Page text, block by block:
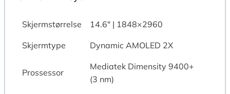
Skjermstørrelse 14.6″ | 1848×2960
Skjermtype Dynamic AMOLED 2X
Prossessor
Mediatek Dimensity 9400+
(3 nm)